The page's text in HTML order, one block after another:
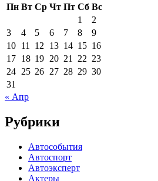
Пн Вт Ср Чт Пт Сб Вс
1
2
3
4 5 6 7 8
9
10 11 12 13 14 15 16
17 18 19 20 21 22 23
24 25 26 27 28 29 30
31
« Апр
Рубрики
Автособытия
Автоспорт
Автоэксперт
Актеры